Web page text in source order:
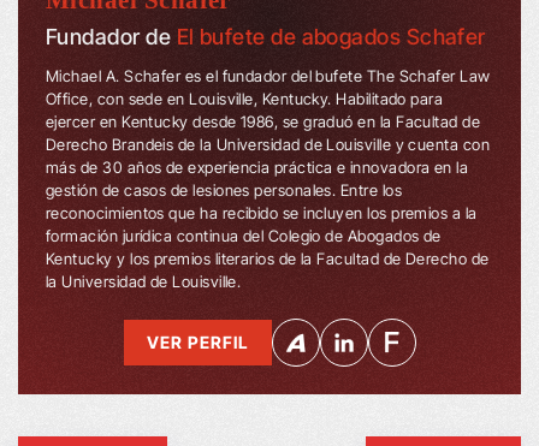
Fundador de El bufete de abogados Schafer
Michael A. Schafer es el fundador del bufete The Schafer Law
Office, con sede en Louisville, Kentucky. Habilitado para
ejercer en Kentucky desde 1986, se graduó en la Facultad de
Derecho Brandeis de la Universidad de Louisville y cuenta con
más de 30 años de experiencia práctica e innovadora en la
gestión de casos de lesiones personales. Entre los
reconocimientos que ha recibido se incluyen los premios a la
formación jurídica continua del Colegio de Abogados de
Kentucky y los premios literarios de la Facultad de Derecho de
la Universidad de Louisville.
VER PERFIL